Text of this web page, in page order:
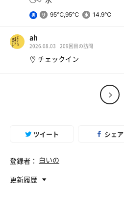
男 95℃,95℃ 14.9℃
ah
2026.08.03 209回目の訪問
チェックイン
ツイート シェア
登録者： 白いの
更新履歴